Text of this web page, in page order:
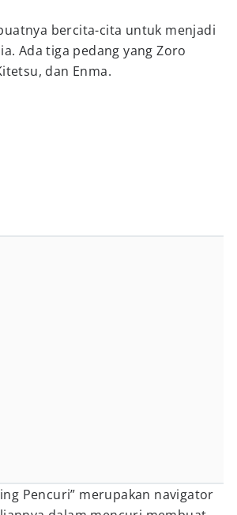
bercita-cita untuk menjadi
Ada tiga pedang yang Zoro
dan Enma.
Pencuri” merupakan navigator